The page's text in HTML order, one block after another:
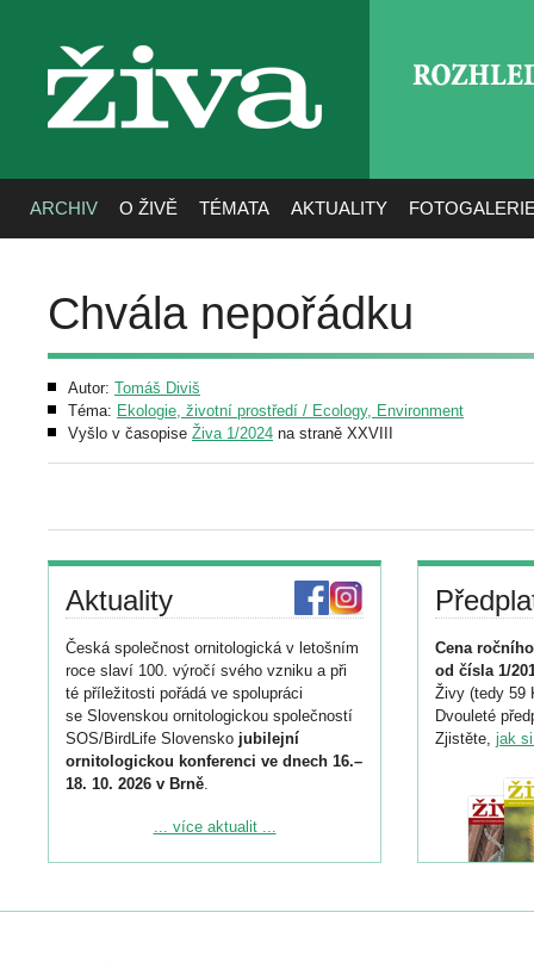
živa
ARCHIV O ŽIVĚ TÉMATA AKTUALITY
Chvála nepořádku
Autor: Tomáš Diviš
Téma: Ekologie, životní prostředí / Ecology, Environment
Vyšlo v časopise Živa 1/2024 na straně XXVIII
Aktuality
Česká společnost ornitologická v letošním
roce slaví 100. výročí svého vzniku a při
té příležitosti pořádá ve spolupráci
se Slovenskou ornitologickou společností
SOS/BirdLife Slovensko jubilejní
ornitologickou konferenci ve dnech 16.–
18. 10. 2026 v Brně.
Podrobnější informace ke konferenci
Registrovat se můžete do 6. září.
... více aktualit ...
Cena
od čísla 1/
Živy (tedy 59
Dvouleté
Zjistěte, jak